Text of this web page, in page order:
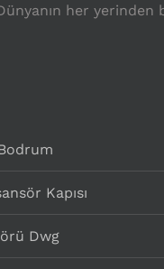
her yerinden
Kapısı
Dwg